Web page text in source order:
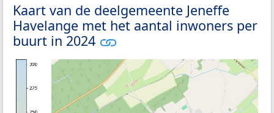
Kaart van de deelgemeente Jeneffe
Havelange met het aantal inwoners per
buurt in 2024